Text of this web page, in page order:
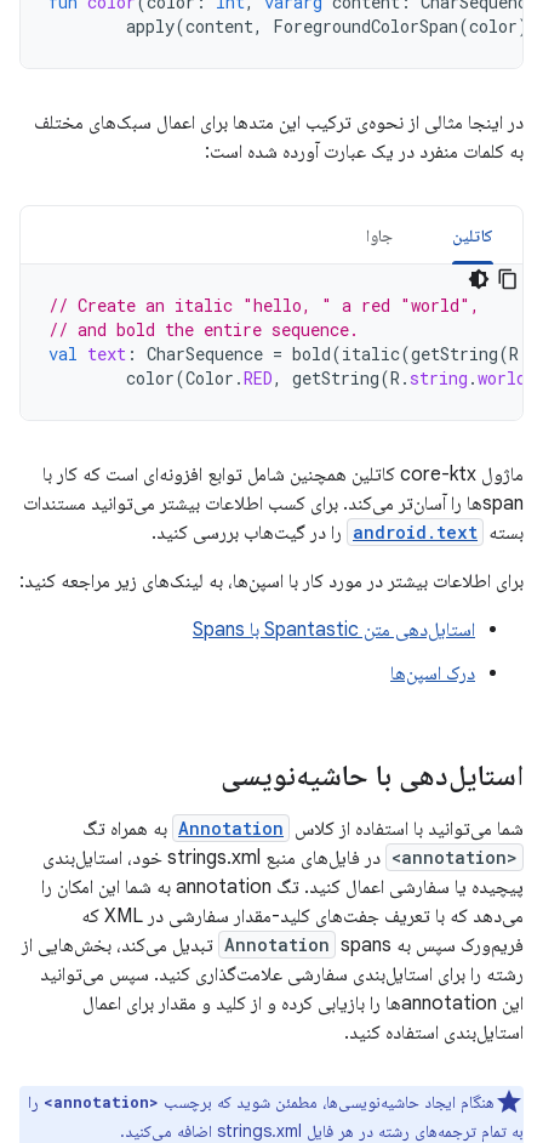
apply(content, ForegroundColorSpan(color))
در اینجا مثالی از نحوه‌ی ترکیب این متدها برای اعمال سبک‌های مختلف
به کلمات منفرد در یک عبارت آورده شده است:
کاتلین جاوا
// Create an italic "hello, " a red "world",
// and bold the entire sequence.
val text : CharSequence = bold(italic(getString(R
color(Color .RED, getString(R . string .world
ماژول core-ktx کاتلین همچنین شامل توابع افزونه‌ای است که کار با
spanها را آسان‌تر می‌کند. برای کسب اطلاعات بیشتر می‌توانید مستندات
بسته android.text را در گیت‌هاب بررسی کنید.
برای اطلاعات بیشتر در مورد کار با اسپن‌ها، به لینک‌های زیر مراجعه کنید:
استایل‌دهی متن Spantastic با Spans
درک اسپن‌ها
استایل‌دهی با حاشیه‌نویسی
شما می‌توانید با استفاده از کلاس Annotation به همراه تگ
<annotation>
در فایل‌های منبع strings.xml خود، استایل‌بندی
پیچیده یا سفارشی اعمال کنید. تگ annotation به شما این امکان را
می‌دهد که با تعریف جفت‌های کلید-مقدار سفارشی در XML که
فریم‌ورک سپس به
Annotation spans تبدیل می‌کند، بخش‌هایی از
رشته را برای استایل‌بندی سفارشی علامت‌گذاری کنید. سپس می‌توانید
این annotationها را بازیابی کرده و از کلید و مقدار برای اعمال
استایل‌بندی استفاده کنید.
هنگام ایجاد حاشیه‌نویسی‌ها، مطمئن شوید که برچسب <annotation>
را
به تمام ترجمه‌های رشته در هر فایل strings.xml اضافه می‌کنید.